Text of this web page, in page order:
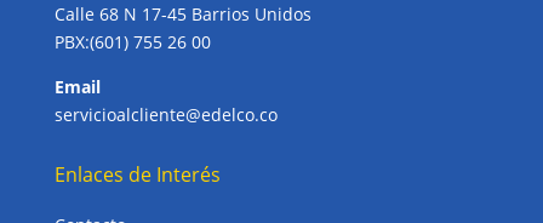
Calle 68 N 17-45 Barrios Unidos
PBX:(601) 755 26 00
Email
servicioalcliente@edelco.co
Enlaces de Interés